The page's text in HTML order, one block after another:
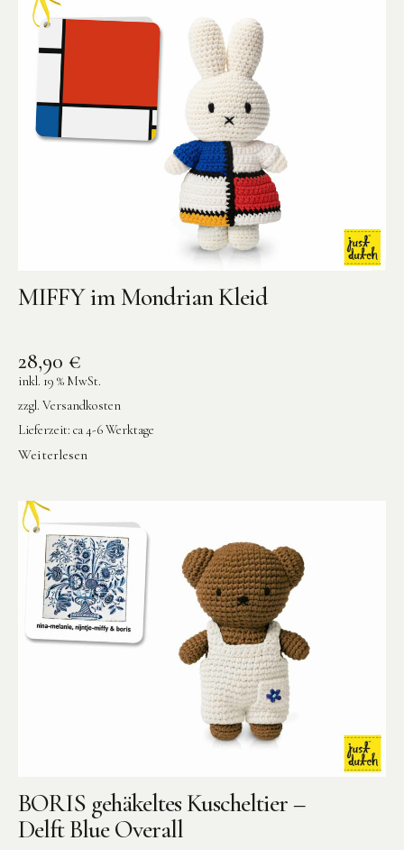
MIFFY im Mondrian Kleid
28,90 €
inkl. 19 % MwSt.
zzgl. Versandkosten
Lieferzeit: ca 4-6 Werktage
Weiterlesen
BORIS gehäkeltes Kuscheltier –
Delft Blue Overall